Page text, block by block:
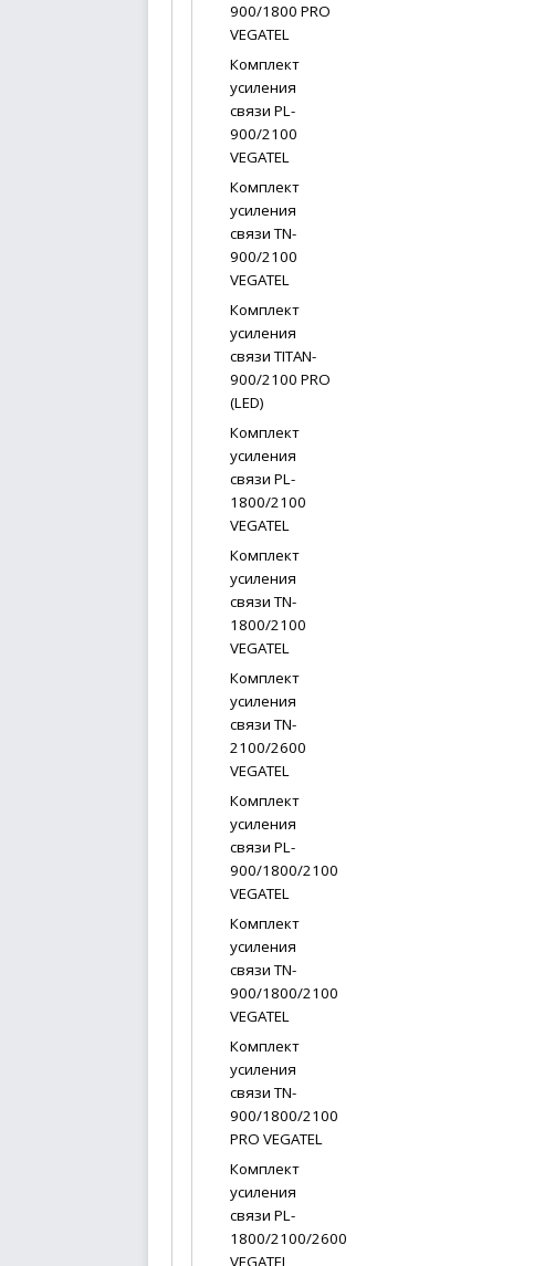
900/1800 PRO
VEGATEL
Комплект
усиления
связи PL-
900/2100
VEGATEL
Комплект
усиления
связи TN-
900/2100
VEGATEL
Комплект
усиления
связи TITAN-
900/2100 PRO
(LED)
Комплект
усиления
связи PL-
1800/2100
VEGATEL
Комплект
усиления
связи TN-
1800/2100
VEGATEL
Комплект
усиления
связи TN-
2100/2600
VEGATEL
Комплект
усиления
связи PL-
900/1800/2100
VEGATEL
Комплект
усиления
связи TN-
900/1800/2100
VEGATEL
Комплект
усиления
связи TN-
900/1800/2100
PRO VEGATEL
Комплект
усиления
связи PL-
1800/2100/2600
VEGATEL